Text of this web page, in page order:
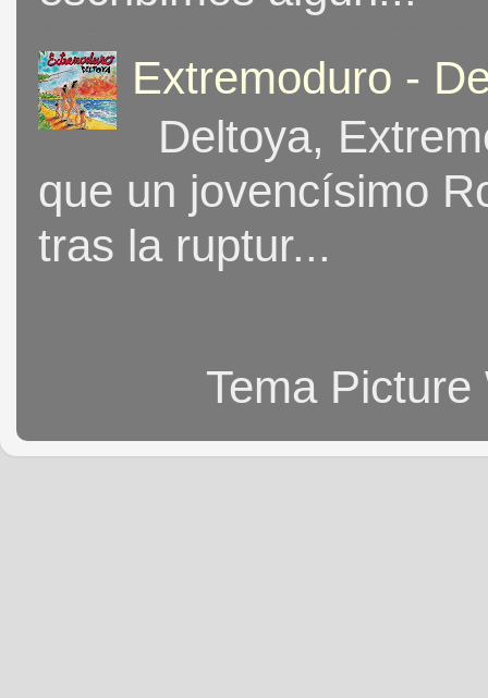
Extremoduro -
Deltoya,
que un jovencísimo
tras la ruptur...
Tema